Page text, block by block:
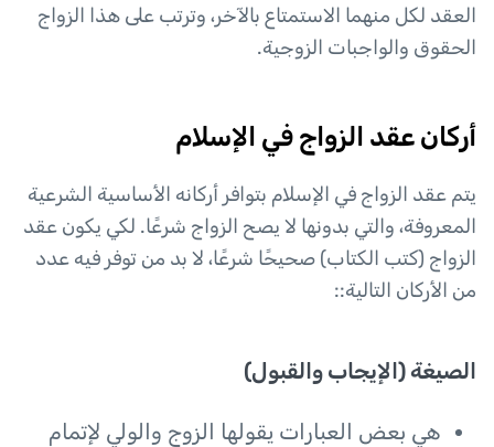
العقد لكل منهما الاستمتاع بالآخر، وترتب على هذا الزواج
الحقوق والواجبات الزوجية.
أركان عقد الزواج في الإسلام
يتم عقد الزواج في الإسلام بتوافر أركانه الأساسية الشرعية
المعروفة، والتي بدونها لا يصح الزواج شرعًا. لكي يكون عقد
الزواج (كتب الكتاب) صحيحًا شرعًا، لا بد من توفر فيه عدد
من الأركان التالية::
الصيغة (الإيجاب والقبول)
هي بعض العبارات يقولها الزوج والولي لإتمام